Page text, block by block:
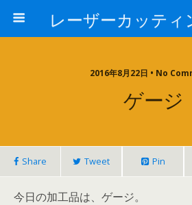
2016年8月22日 • No
ゲージ
Share Tweet Pin
今日の加工品は、ゲージ。